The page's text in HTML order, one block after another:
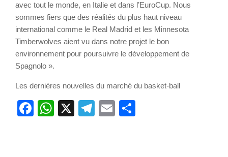
avec tout le monde, en Italie et dans l’EuroCup. Nous
sommes fiers que des réalités du plus haut niveau
international comme le Real Madrid et les Minnesota
Timberwolves aient vu dans notre projet le bon
environnement pour poursuivre le développement de
Spagnolo ».
Les dernières nouvelles du marché du basket-ball
Facebook
WhatsApp
X Telegram
Email